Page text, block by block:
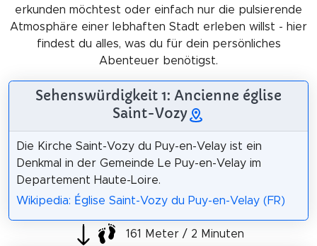
erkunden möchtest oder einfach nur die pulsierende
Atmosphäre einer lebhaften Stadt erleben willst - hier
findest du alles, was du für dein persönliches
Abenteuer benötigst.
Sehenswürdigkeit 1: Ancienne église
Saint-Vozy
Die Kirche Saint-Vozy du Puy-en-Velay ist ein
Denkmal in der Gemeinde Le Puy-en-Velay im
Departement Haute-Loire.
Wikipedia: Église Saint-Vozy du Puy-en-Velay (FR)
161 Meter / 2 Minuten